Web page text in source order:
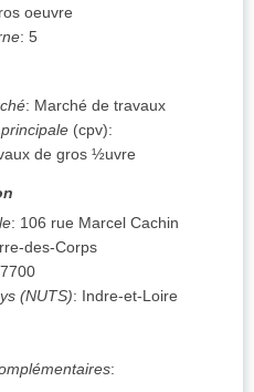
oeuvre
: 5
: Marché de travaux
(cpv):
de gros ½uvre
: 106 rue Marcel Cachin
des-Corps
(NUTS): Indre-et-Loire
: